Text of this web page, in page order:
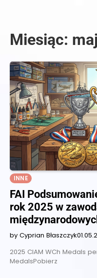
Miesiąc:
INNE
FAI
rok 2025 w
by Cyprian Błaszczyk
2025 CIAM WCh Medals
MedalsPobierz